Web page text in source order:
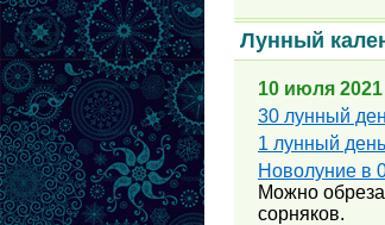
Лунный
10 июля
30 лунный
1 лунный
Новолуние в
Можно
сорняков.